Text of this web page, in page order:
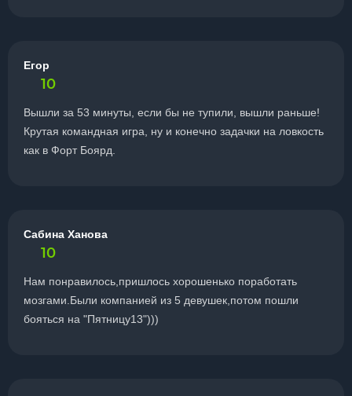
Егор
10
Вышли за 53 минуты, если бы не тупили, вышли раньше!
Крутая командная игра, ну и конечно задачки на ловкость
как в Форт Боярд.
Сабина Ханова
10
Нам понравилось,пришлось хорошенько поработать
мозгами.Были компанией из 5 девушек,потом пошли
бояться на "Пятницу13")))